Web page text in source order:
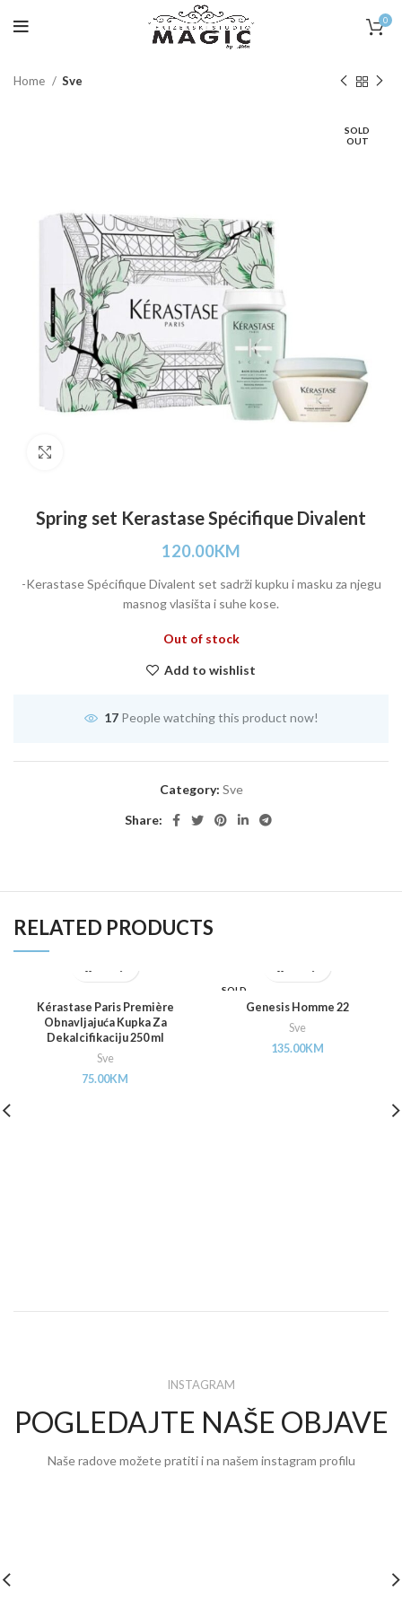
0
Home Sve
SOLD
OUT
Spring set Kerastase Spécifique Divalent
120.00KM
-Kerastase Spécifique Divalent set sadrži kupku i masku za njegu
masnog vlasišta i suhe kose.
Out of stock
Add to wishlist
17 People watching this product now!
Category: Sve
Share:
RELATED PRODUCTS
Kérastase Paris Première
Obnavljajuća Kupka Za
Dekalcifikaciju 250 ml
Sve
75.00KM
SOLD
Genesis Homme 22
Sve
135.00KM
INSTAGRAM
POGLEDAJTE NAŠE OBJAVE
Naše radove možete pratiti i na našem instagram profilu